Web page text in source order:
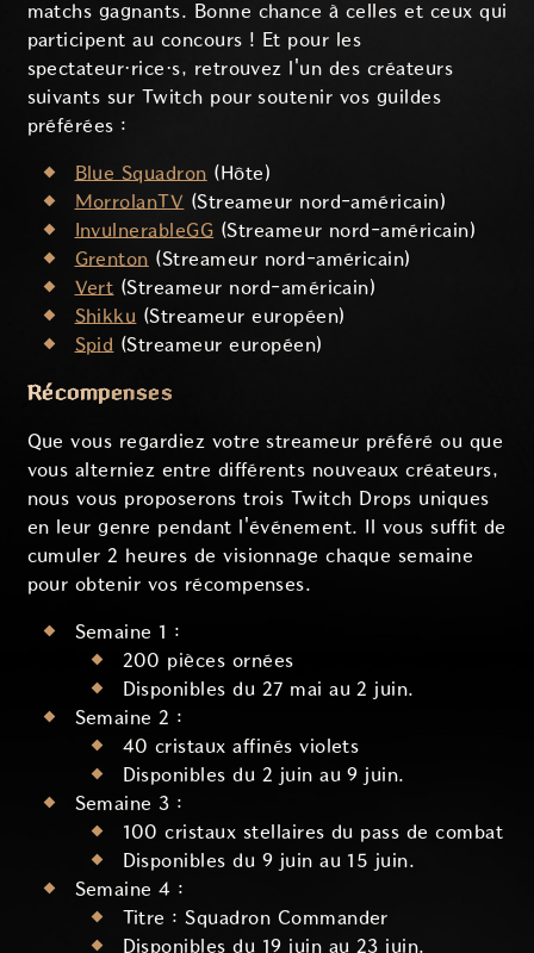
matchs gagnants. Bonne chance à celles et ceux qui
participent au concours ! Et pour les
spectateur·rice·s, retrouvez l'un des créateurs
suivants sur Twitch pour soutenir vos guildes
préférées :
Blue Squadron (Hôte)
MorrolanTV (Streameur nord-américain)
InvulnerableGG (Streameur nord-américain)
Grenton (Streameur nord-américain)
Vert (Streameur nord-américain)
Shikku (Streameur européen)
Spid (Streameur européen)
Récompenses
Que vous regardiez votre streameur préféré ou que
vous alterniez entre différents nouveaux créateurs,
nous vous proposerons trois Twitch Drops uniques
en leur genre pendant l'événement. Il vous suffit de
cumuler 2 heures de visionnage chaque semaine
pour obtenir vos récompenses.
Semaine 1 :
200 pièces ornées
Disponibles du 27 mai au 2 juin.
Semaine 2 :
40 cristaux affinés violets
Disponibles du 2 juin au 9 juin.
Semaine 3 :
100 cristaux stellaires du pass de combat
Disponibles du 9 juin au 15 juin.
Semaine 4 :
Titre : Squadron Commander
Disponibles du 19 juin au 23 juin.